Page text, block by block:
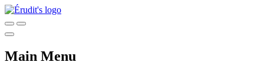
Main Menu